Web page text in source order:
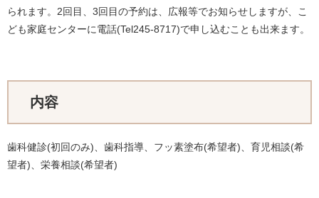
られます。2回目、3回目の予約は、広報等でお知らせしますが、こ
ども家庭センターに電話(Tel245-8717)で申し込むことも出来ます。
内容
歯科健診(初回のみ)、歯科指導、フッ素塗布(希望者)、育児相談(希
望者)、栄養相談(希望者)